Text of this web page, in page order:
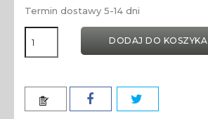
Termin dostawy 5-14 dni
DODAJ DO KOSZYKA